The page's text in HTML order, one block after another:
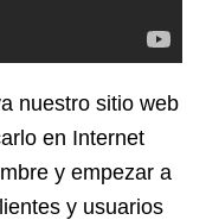
nuestro sitio web
en Internet
y empezar a
y usuarios